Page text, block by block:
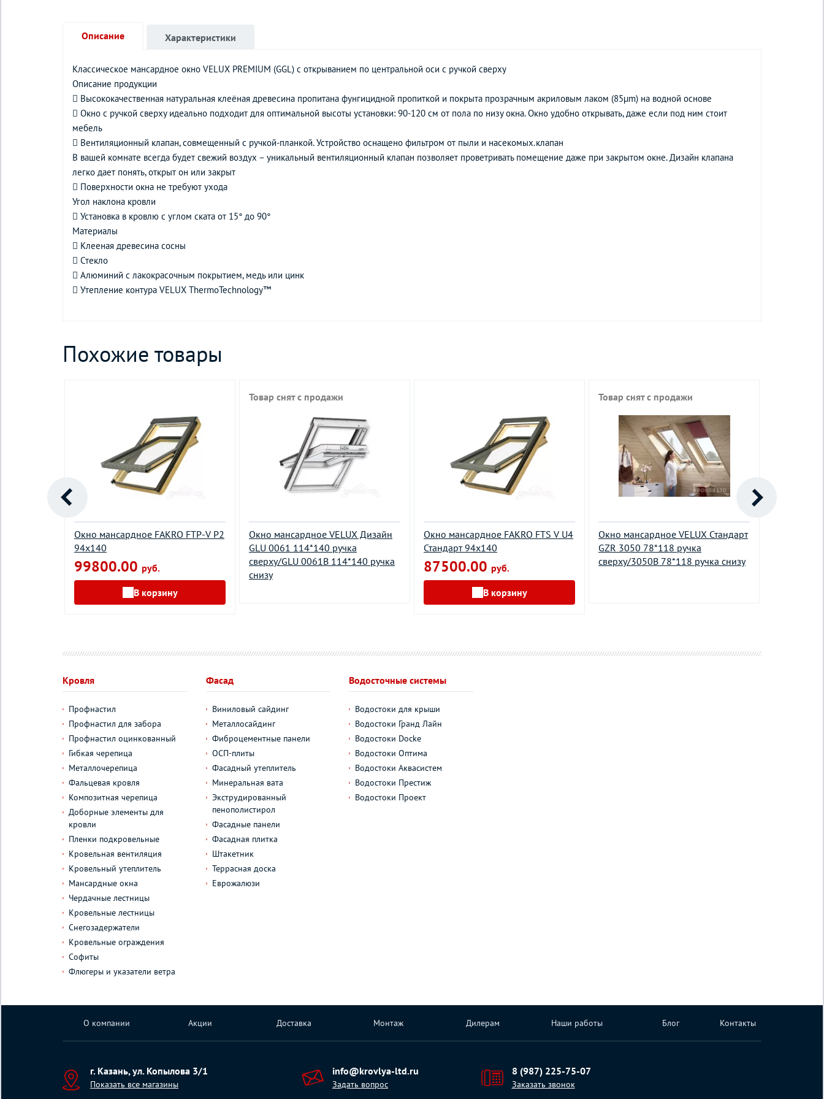
Описание
Классическое мансардное окно VELUX PREMIUM (GGL) с открыванием по центральной оси с ручкой сверху
Описание продукции
 Высококачественная натуральная клеёная древесина пропитана фунгицидной пропиткой и покрыта прозрачным акриловым лаком (85µm) на водной основе
 Окно с ручкой сверху идеально подходит для оптимальной высоты установки: 90-120 см от пола по низу окна. Окно удобно открывать, даже если под ним стоит
мебель
 Вентиляционный клапан, совмещенный с ручкой-планкой. Устройство оснащено фильтром от пыли и насекомых.клапан
В вашей комнате всегда будет свежий воздух – уникальный вентиляционный клапан позволяет проветривать помещение даже при закрытом окне. Дизайн клапана
легко дает понять, открыт он или закрыт
 Поверхности окна не требуют ухода
Угол наклона кровли
 Установка в кровлю с углом ската от 15° до 90°
Материалы
 Клееная древесина сосны
 Стекло
 Алюминий с лакокрасочным покрытием, медь или цинк
 Утепление контура VELUX ThermoTechnology™
Характеристики
Похожие товары
Окно мансардное FAKRO FTP-V P2
94х140
99800.00 руб.
В корзину
Окно мансардное VELUX Дизайн
GLU 0061 114*140 ручка
сверху/GLU 0061В 114*140 ручка
снизу
Товар снят с продажи
Окно мансардное FAKRO FTS V U4
Стандарт 94х140
87500.00 руб.
В корзину
Окно мансардное VELUX Стандарт
GZR 3050 78*118 ручка
сверху/3050В 78*118 ручка снизу
Товар снят с продажи
Кровля
Профнастил
Профнастил для забора
Профнастил оцинкованный
Гибкая черепица
Металлочерепица
Фальцевая кровля
Композитная черепица
Доборные элементы для
кровли
Пленки подкровельные
Кровельная вентиляция
Кровельный утеплитель
Мансардные окна
Чердачные лестницы
Кровельные лестницы
Снегозадержатели
Кровельные ограждения
Софиты
Флюгеры и указатели ветра
Фасад
Виниловый сайдинг
Металлосайдинг
Фиброцементные панели
ОСП-плиты
Фасадный утеплитель
Минеральная вата
Экструдированный
пенополистирол
Фасадные панели
Фасадная плитка
Штакетник
Террасная доска
Еврожалюзи
Водосточные системы
Водостоки для крыши
Водостоки Гранд Лайн
Водостоки Docke
Водостоки Оптима
Водостоки Аквасистем
Водостоки Престиж
Водостоки Проект
О компании Акции Доставка Монтаж Дилерам Наши работы Блог Контакты
г. Казань, ул. Копылова 3/1
Показать все магазины
info@krovlya-ltd.ru
Задать вопрос
8 (987) 225-75-07
Заказать звонок